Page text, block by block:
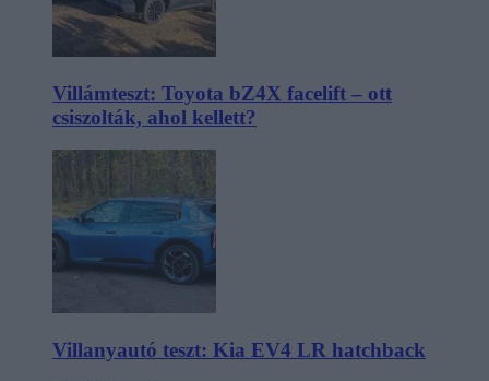
Villámteszt: Toyota bZ4X facelift – ott
csiszolták, ahol kellett?
Villanyautó teszt: Kia EV4 LR hatchback